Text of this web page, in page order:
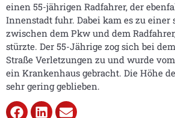
einen 55-jährigen Radfahrer, der
Innenstadt fuhr. Dabei kam es zu
zwischen dem Pkw und dem
stürzte. Der 55-Jährige zog sich bei
Straße Verletzungen zu und wurde
ein Krankenhaus gebracht. Die Höhe
sehr gering geblieben.